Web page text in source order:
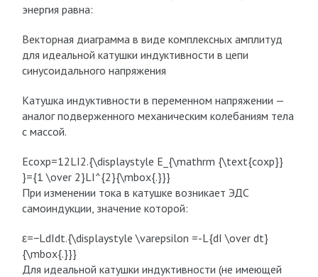
энергия равна:
Векторная диаграмма в виде комплексных амплитуд
для идеальной катушки индуктивности в цепи
синусоидального напряжения
Катушка индуктивности в переменном напряжении —
аналог подверженного механическим колебаниям тела
с массой.
Eсохр=12LI2.{\displaystyle E_{\mathrm {\text{сохр}}
}={1 \over 2}LI^{2}{\mbox{.}}}
При изменении тока в катушке возникает ЭДС
самоиндукции, значение которой:
ε=−LdIdt.{\displaystyle \varepsilon =-L{dI \over dt}
{\mbox{.}}}
Для идеальной катушки индуктивности (не имеющей